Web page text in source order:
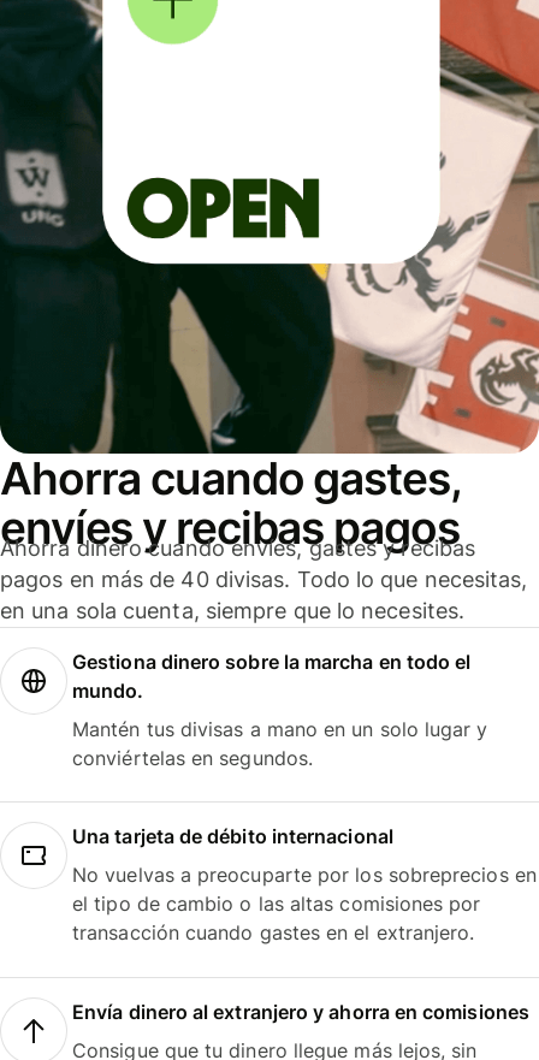
Ahorra cuando gastes,
envíes y recibas pagos
Ahorra dinero cuando envíes, gastes y recibas
pagos en más de 40 divisas. Todo lo que necesitas,
en una sola cuenta, siempre que lo necesites.
Gestiona dinero sobre la marcha en todo el
mundo.
Mantén tus divisas a mano en un solo lugar y
conviértelas en segundos.
Una tarjeta de débito internacional
No vuelvas a preocuparte por los sobreprecios en
el tipo de cambio o las altas comisiones por
transacción cuando gastes en el extranjero.
Envía dinero al extranjero y ahorra en comisiones
Consigue que tu dinero llegue más lejos, sin